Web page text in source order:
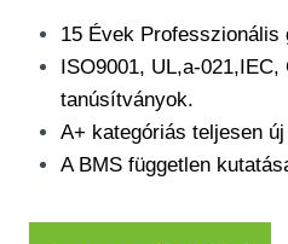
15 Évek Professzionális
ISO9001, UL,a-
tanúsítványok.
A+ kategóriás teljesen
A BMS független